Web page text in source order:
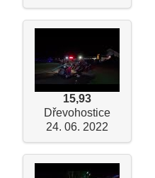
15,93
Dřevohostice
24. 06. 2022